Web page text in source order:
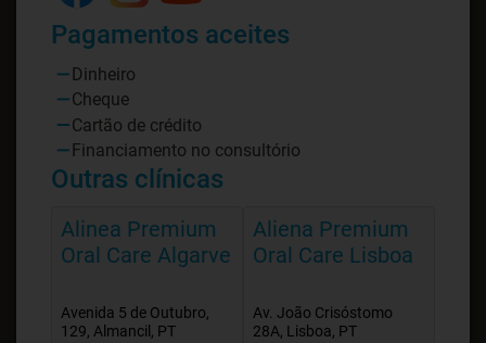
Pagamentos aceites
Dinheiro
Cheque
Cartão de crédito
Financiamento no consultório
Outras clínicas
Alinea Premium
Oral Care Algarve
Avenida 5 de Outubro,
129, Almancil, PT
Aliena Premium
Oral Care Lisboa
Av. João Crisóstomo
28A, Lisboa, PT